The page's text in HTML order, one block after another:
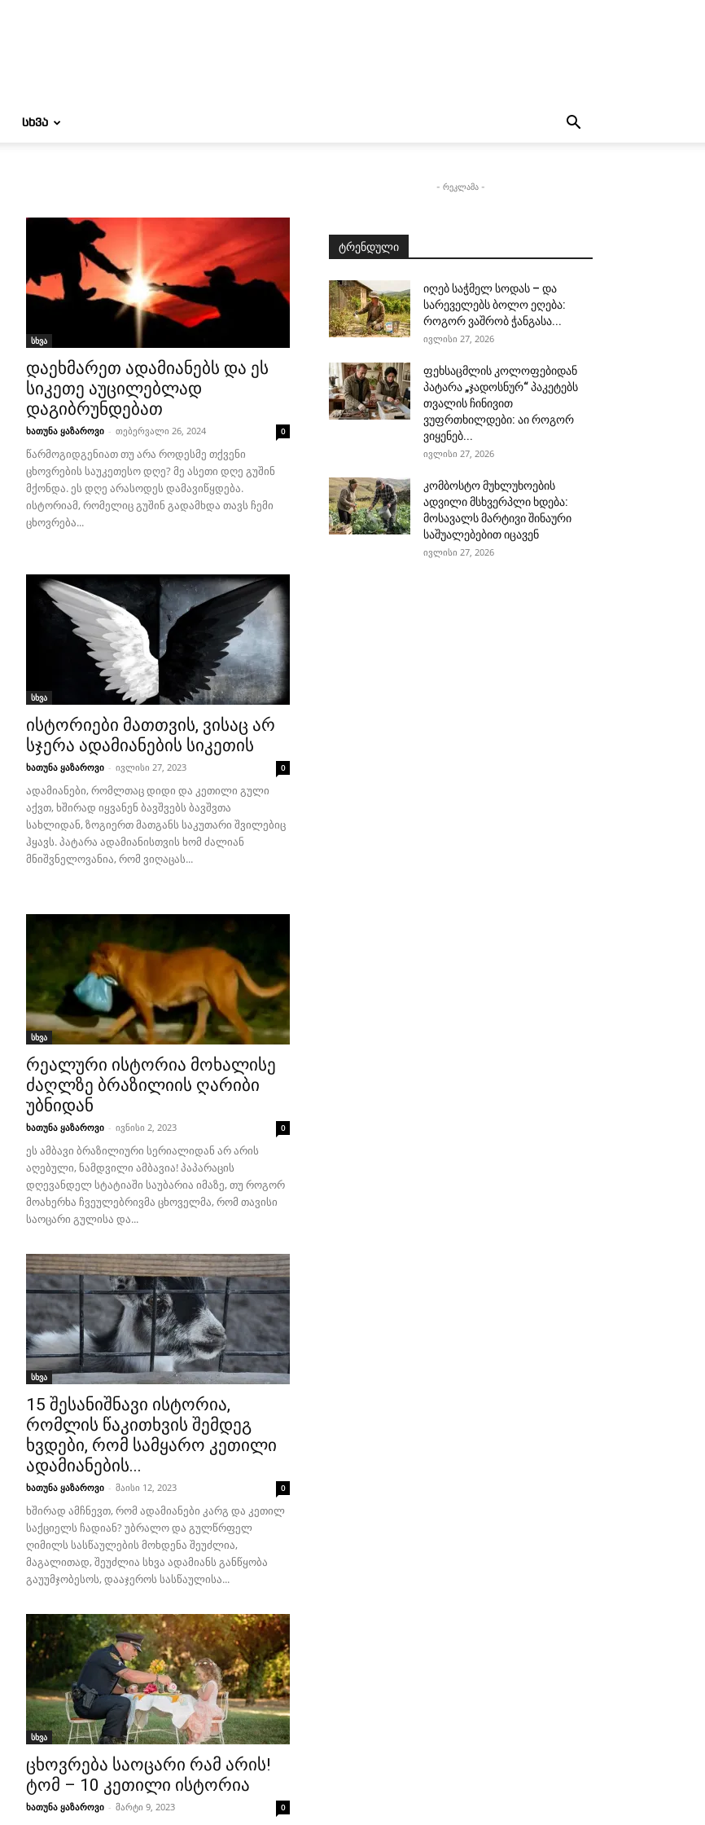
ᲡᲮᲕᲐ
სხვა
დაეხმარეთ ადამიანებს და ეს
სიკეთე აუცილებლად
დაგიბრუნდებათ
ხათუნა ყაზაროვი - თებერვალი 26, 2024 0
წარმოგიდგენიათ თუ არა როდესმე თქვენი
ცხოვრების საუკეთესო დღე? მე ასეთი დღე გუშინ
მქონდა. ეს დღე არასოდეს დამავიწყდება.
ისტორიამ, რომელიც გუშინ გადამხდა თავს ჩემი
ცხოვრება...
სხვა
ისტორიები მათთვის, ვისაც არ
სჯერა ადამიანების სიკეთის
ხათუნა ყაზაროვი - ივლისი 27, 2023 0
ადამიანები, რომლთაც დიდი და კეთილი გული
აქვთ, ხშირად იყვანენ ბავშვებს ბავშვთა
სახლიდან, ზოგიერთ მათგანს საკუთარი შვილებიც
ჰყავს. პატარა ადამიანისთვის ხომ ძალიან
მნიშვნელოვანია, რომ ვიღაცას...
სხვა
რეალური ისტორია მოხალისე
ძაღლზე ბრაზილიის ღარიბი
უბნიდან
ხათუნა ყაზაროვი - ივნისი 2, 2023 0
ეს ამბავი ბრაზილიური სერიალიდან არ არის
აღებული, ნამდვილი ამბავია! პაპარაცის
დღევანდელ სტატიაში საუბარია იმაზე, თუ როგორ
მოახერხა ჩვეულებრივმა ცხოველმა, რომ თავისი
საოცარი გულისა და...
სხვა
15 შესანიშნავი ისტორია,
რომლის წაკითხვის შემდეგ
ხვდები, რომ სამყარო კეთილი
ადამიანების...
ხათუნა ყაზაროვი - მაისი 12, 2023 0
ხშირად ამჩნევთ, რომ ადამიანები კარგ და კეთილ
საქციელს ჩადიან? უბრალო და გულწრფელ
ღიმილს სასწაულების მოხდენა შეუძლია,
მაგალითად, შეუძლია სხვა ადამიანს განწყობა
გაუუმჯობესოს, დააჯეროს სასწაულისა...
სხვა
ცხოვრება საოცარი რამ არის!
ტომ – 10 კეთილი ისტორია
ხათუნა ყაზაროვი - მარტი 9, 2023 0
- რეკლამა -
ტრენდული
იღებ საჭმელ სოდას – და
სარეველებს ბოლო ეღება:
როგორ ვაშრობ ჭანგასა...
ივლისი 27, 2026
ფეხსაცმლის კოლოფებიდან
პატარა „ჯადოსნურ“ პაკეტებს
თვალის ჩინივით
ვუფრთხილდები: აი როგორ
ვიყენებ...
ივლისი 27, 2026
კომბოსტო მუხლუხოების
ადვილი მსხვერპლი ხდება:
მოსავალს მარტივი შინაური
საშუალებებით იცავენ
ივლისი 27, 2026